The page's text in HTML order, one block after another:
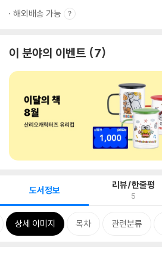
해외배송 가능
이 분야의 이벤트 7
도서정보 리뷰/한줄평
5
상세 이미지 목차 관련분류